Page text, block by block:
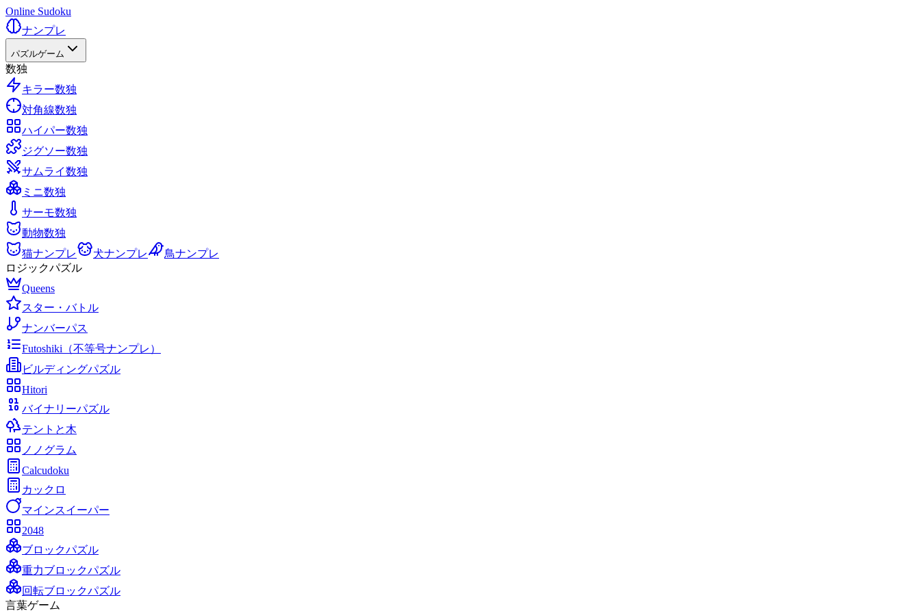
Online Sudoku
ナンプレ
パズルゲーム
数独
キラー数独
対角線数独
ハイパー数独
ジグソー数独
サムライ数独
ミニ数独
サーモ数独
動物数独
猫ナンプレ
犬ナンプレ
鳥ナンプレ
ロジックパズル
Queens
スター・バトル
ナンバーパス
Futoshiki（不等号ナンプレ）
ビルディングパズル
Hitori
バイナリーパズル
テントと木
ノノグラム
Calcudoku
カックロ
マインスイーパー
2048
ブロックパズル
重力ブロックパズル
回転ブロックパズル
言葉ゲーム